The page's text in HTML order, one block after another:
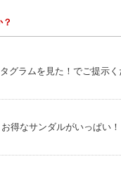
グラムを見た！でご提示
得なサンダルがいっぱい